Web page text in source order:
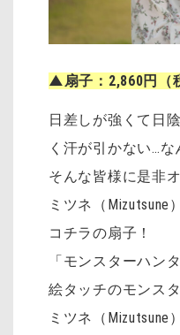
▲扇子：2,860円（
日差しが強くて日
く汗が引かない…
そんな皆様に是非
ミツネ（Mizutsune
コチラの扇子！
「モンスターハン
絵タッチのモンス
ミツネ（